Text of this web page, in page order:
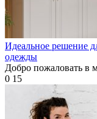
Идеальное решение
одежды
Добро пожаловать в
0 15